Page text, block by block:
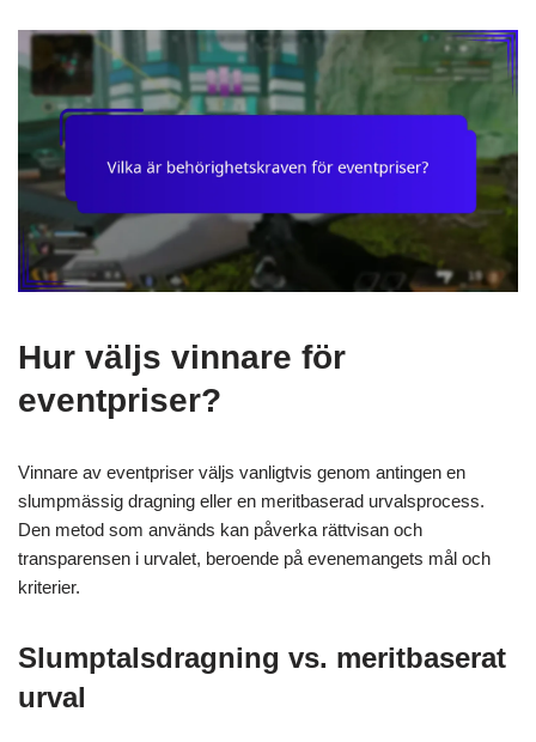
Hur väljs vinnare för
eventpriser?
Vinnare av eventpriser väljs vanligtvis genom antingen en
slumpmässig dragning eller en meritbaserad urvalsprocess.
Den metod som används kan påverka rättvisan och
transparensen i urvalet, beroende på evenemangets mål och
kriterier.
Slumptalsdragning vs. meritbaserat
urval